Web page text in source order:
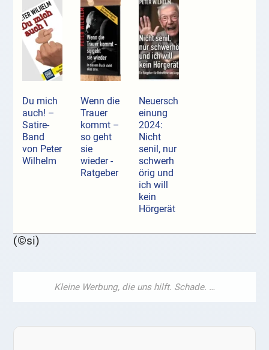
Du mich
auch! –
Satire-
Band
von Peter
Wilhelm
Wenn die
Trauer
kommt –
so geht
sie
wieder -
Ratgeber
Neuersch
einung
2024:
Nicht
senil, nur
schwerh
örig und
ich will
kein
Hörgerät
(©si)